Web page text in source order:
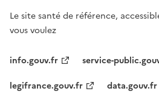
Le site santé de référence,
vous voulez
info.gouv.fr
service-
legifrance.gouv.fr
data.gouv.fr